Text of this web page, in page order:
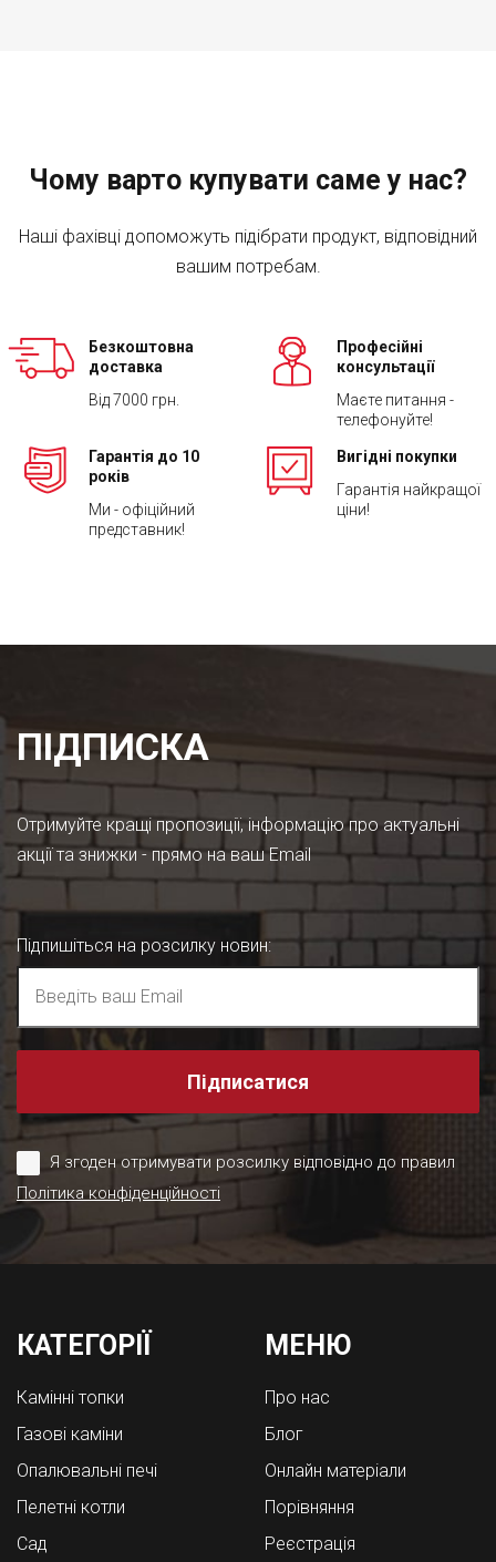
Чому варто купувати саме у нас?
Наші фахівці допоможуть підібрати продукт, відповідний
вашим потребам.
Безкоштовна
доставка
Від 7000 грн.
Професійні
консультації
Маєте питання -
телефонуйте!
Гарантія до 10
років
Ми - офіційний
представник!
Вигідні покупки
Гарантія найкращої
ціни!
ПІДПИСКА
Отримуйте кращі пропозиції, інформацію про актуальні
акції та знижки - прямо на ваш Email
Підпишіться на розсилку новин:
Підписатися
Я згоден отримувати розсилку відповідно до правил
Політика конфіденційності
КАТЕГОРІЇ
Камінні топки
Газові каміни
Опалювальні печі
Пелетні котли
Cад
МЕНЮ
Про нас
Блог
Онлайн матеріали
Порівняння
Реєстрація